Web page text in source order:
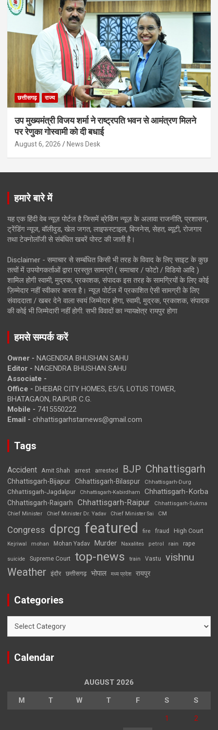
छत्तीसगढ़ राज्य
उप मुख्यमंत्री विजय शर्मा ने राष्ट्रपति भवन से आमंत्रण मिलने
पर रेणुका गोस्वामी को दी बधाई
August 6, 2026 News Desk
हमारे बारे में
यह एक हिंदी वेब न्यूज़ पोर्टल है जिसमें ब्रेकिंग न्यूज़ के अलावा राजनीति, प्रशासन,
ट्रेंडिंग न्यूज, बॉलीवुड, खेल जगत, लाइफस्टाइल, बिजनेस, सेहत, ब्यूटी, रोजगार
तथा टेक्नोलॉजी से संबंधित खबरें पोस्ट की जाती है।
Disclaimer - समाचार से सम्बंधित किसी भी तरह के विवाद के लिए साइट के कुछ
तत्वों में उपयोगकर्ताओं द्वारा प्रस्तुत सामग्री ( समाचार / फोटो / विडियो आदि )
शामिल होगी स्वामी, मुद्रक, प्रकाशक, संपादक इस तरह के सामग्रियों के लिए कोई
ज़िम्मेदार नहीं स्वीकार करता है। न्यूज़ पोर्टल में प्रकाशित ऐसी सामग्री के लिए
संवाददाता / खबर देने वाला स्वयं जिम्मेदार होगा, स्वामी, मुद्रक, प्रकाशक, संपादक
की कोई भी जिम्मेदारी नहीं होगी. सभी विवादों का न्यायक्षेत्र रायपुर होगा
हमसे सम्पर्क करें
Owner - NAGENDRA BHUSHAN SAHU
Editor - NAGENDRA BHUSHAN SAHU
Associate -
Office - DHEBAR CITY HOMES, E5/5, LOTUS TOWER,
BHATAGAON, RAIPUR C.G.
Mobile - 7415550222
Email - chhattisgarhstarnews@gmail.com
Tags
Accident Amit Shah arrest arrested BJP Chhattisgarh
Chhattisgarh-Bijapur Chhattisgarh-Bilaspur Chhattisgarh-Durg
Chhattisgarh-Jagdalpur Chhattisgarh-Kabirdham Chhattisgarh-Korba
Chhattisgarh-Raigarh Chhattisgarh-Raipur
Chhattisgarh-Sukma
Chief Minister
Chief Minister Dr. Yadav Chief Minister Sai CM
Congress dprcg featured fire fraud High Court
Kejriwal mohan Mohan Yadav Murder Naxalites petrol rain rape
suicide Supreme Court top-news train Vastu vishnu
Weather इंदौर छत्तीसगढ़ भोपाल मध्य प्रदेश रायपुर
Categories
Calendar
AUGUST 2026
M T W T F S S
1 2